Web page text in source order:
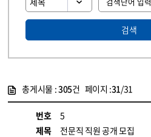
검색
총게시물 :305건 페이지 :31/31
번호
5
제목
전문직 직원 공개 모집